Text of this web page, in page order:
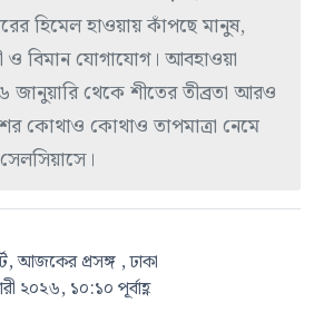
হিমেল হাওয়ায় কাঁপছে মানুষ,
বিমান যোগাযোগ। আবহাওয়া
জানুয়ারি থেকে শীতের তীব্রতা আরও
কোথাও কোথাও তাপমাত্রা নেমে
আজকের প্রসঙ্গ , ঢাকা
২০২৬, ১০:১০ পূর্বাহ্ণ